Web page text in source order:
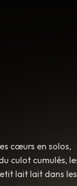
cœurs en solos,
culot cumulés,
lait lait dans les